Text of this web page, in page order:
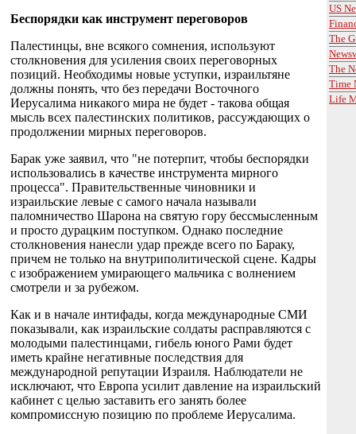
Беспорядки как инструмент переговоров
Палестинцы, вне всякого сомнения, используют
столкновения для усиления своих переговорных
позиций. Необходимы новые уступки, израильтяне
должны понять, что без передачи Восточного
Иерусалима никакого мира не будет - такова общая
мысль всех палестинских политиков, рассуждающих о
продолжении мирных переговоров.
Барак уже заявил, что "не потерпит, чтобы беспорядки
использовались в качестве инструмента мирного
процесса". Правительственные чиновники и
израильские левые с самого начала называли
паломничество Шарона на святую гору бессмысленным
и просто дурацким поступком. Однако последние
столкновения нанесли удар прежде всего по Бараку,
причем не только на внутриполитической сцене. Кадры
с изображением умирающего мальчика с волнением
смотрели и за рубежом.
Как и в начале интифады, когда международные СМИ
показывали, как израильские солдаты расправляются с
молодыми палестинцами, гибель юного Рами будет
иметь крайне негативные последствия для
международной репутации Израиля. Наблюдатели не
исключают, что Европа усилит давление на израильский
кабинет с целью заставить его занять более
компромиссную позицию по проблеме Иерусалима.
US
The
The
Time
Life